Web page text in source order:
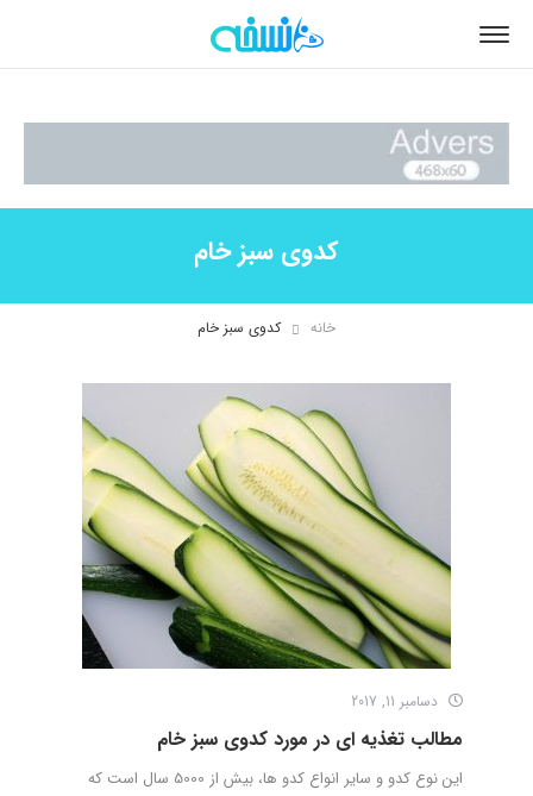
کدوی سبز خام
خانه کدوی سبز خام
دسامبر 11, 2017
مطالب تغذیه ای در مورد کدوی سبز خام
این نوع کدو و سایر انواع کدو ها، بیش از 5000 سال است که